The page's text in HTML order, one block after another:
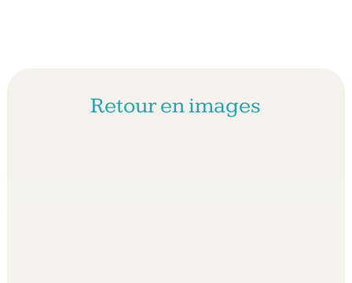
Retour en images